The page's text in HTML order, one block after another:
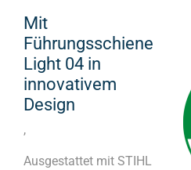
Mit
Führungsschiene
Light 04 in
innovativem
Design
,
Ausgestattet mit STIHL